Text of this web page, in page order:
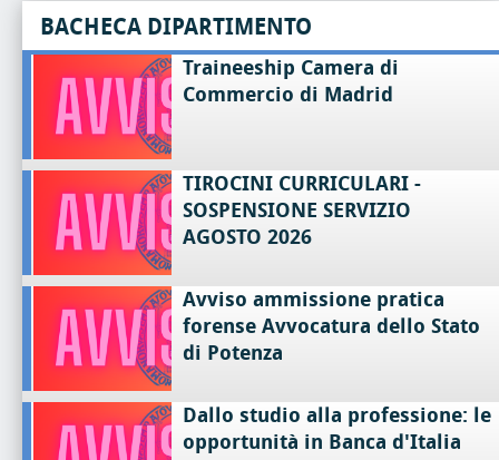
BACHECA DIPARTIMENTO
Traineeship Camera di
Commercio di Madrid
TIROCINI CURRICULARI -
SOSPENSIONE SERVIZIO
AGOSTO 2026
Avviso ammissione pratica
forense Avvocatura dello Stato
di Potenza
Dallo studio alla professione: le
opportunità in Banca d'Italia